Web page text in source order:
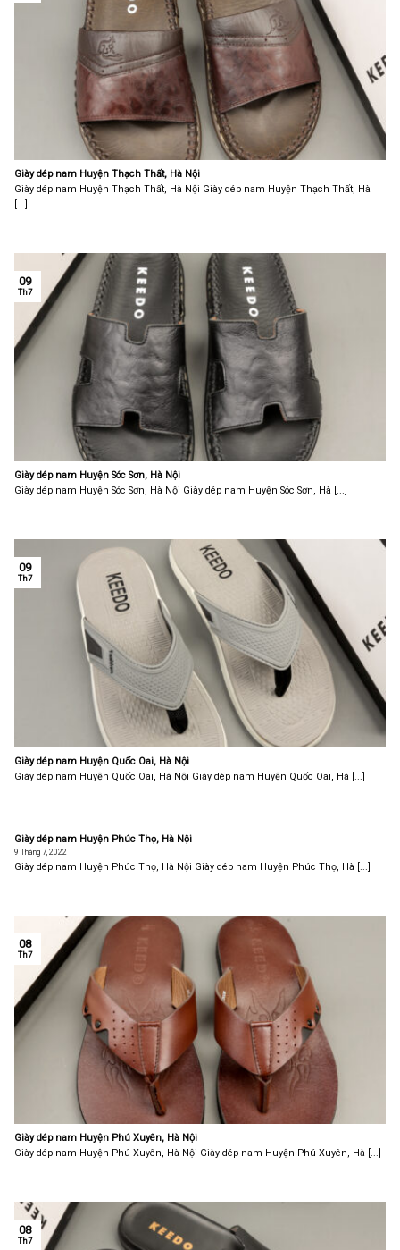
Giày dép nam Huyện Thạch Thất, Hà Nội
Giày dép nam Huyện Thạch Thất, Hà Nội Giày dép nam Huyện Thạch Thất, Hà
[...]
Giày dép nam Huyện Sóc Sơn, Hà Nội
Giày dép nam Huyện Sóc Sơn, Hà Nội Giày dép nam Huyện Sóc Sơn, Hà [...]
09
Th7
Giày dép nam Huyện Quốc Oai, Hà Nội
Giày dép nam Huyện Quốc Oai, Hà Nội Giày dép nam Huyện Quốc Oai, Hà [...]
09
Th7
Giày dép nam Huyện Phúc Thọ, Hà Nội
9 Tháng 7, 2022
Giày dép nam Huyện Phúc Thọ, Hà Nội Giày dép nam Huyện Phúc Thọ, Hà [...]
Giày dép nam Huyện Phú Xuyên, Hà Nội
Giày dép nam Huyện Phú Xuyên, Hà Nội Giày dép nam Huyện Phú Xuyên, Hà [...]
08
Th7
08
Th7